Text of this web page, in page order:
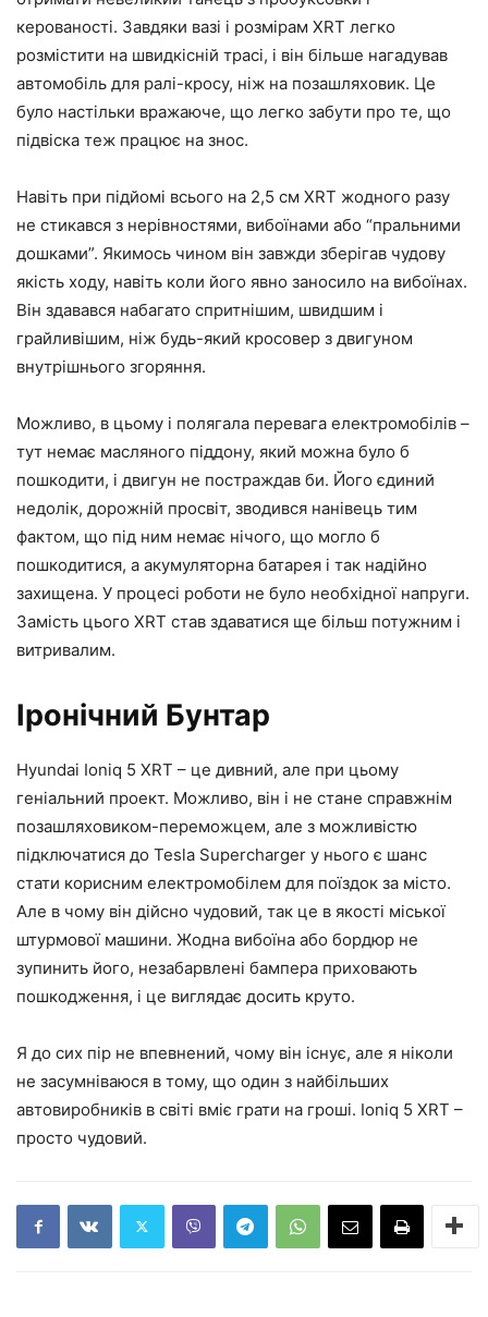
керованості. Завдяки вазі і розмірам XRT легко
розмістити на швидкісній трасі, і він більше нагадував
автомобіль для ралі-кросу, ніж на позашляховик. Це
було настільки вражаюче, що легко забути про те, що
підвіска теж працює на знос.
Навіть при підйомі всього на 2,5 см XRT жодного разу
не стикався з нерівностями, вибоїнами або “пральними
дошками”. Якимось чином він завжди зберігав чудову
якість ходу, навіть коли його явно заносило на вибоїнах.
Він здавався набагато спритнішим, швидшим і
грайливішим, ніж будь-який кросовер з двигуном
внутрішнього згоряння.
Можливо, в цьому і полягала перевага електромобілів –
тут немає масляного піддону, який можна було б
пошкодити, і двигун не постраждав би. Його єдиний
недолік, дорожній просвіт, зводився нанівець тим
фактом, що під ним немає нічого, що могло б
пошкодитися, а акумуляторна батарея і так надійно
захищена. У процесі роботи не було необхідної напруги.
Замість цього XRT став здаватися ще більш потужним і
витривалим.
Іронічний Бунтар
Hyundai Ioniq 5 XRT – це дивний, але при цьому
геніальний проект. Можливо, він і не стане справжнім
позашляховиком-переможцем, але з можливістю
підключатися до Tesla Supercharger у нього є шанс
стати корисним електромобілем для поїздок за місто.
Але в чому він дійсно чудовий, так це в якості міської
штурмової машини. Жодна вибоїна або бордюр не
зупинить його, незабарвлені бампера приховають
пошкодження, і це виглядає досить круто.
Я до сих пір не впевнений, чому він існує, але я ніколи
не засумніваюся в тому, що один з найбільших
автовиробників в світі вміє грати на гроші. Ioniq 5 XRT –
просто чудовий.